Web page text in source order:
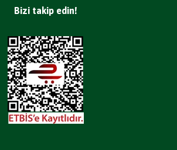
Bizi takip edin!